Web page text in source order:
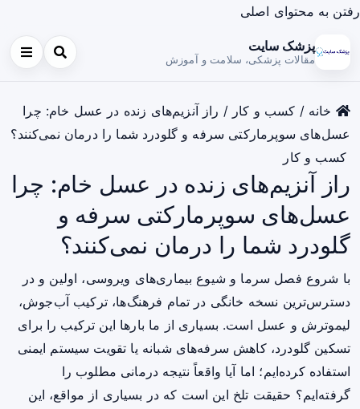
رفتن به محتوای اصلی
پزشک سایت
مقالات پزشکی، سلامت و آموزش
خانه / کسب و کار / راز آنزیم‌های زنده در عسل خام: چرا
عسل‌های سوپرمارکتی سرفه و گلودرد شما را درمان نمی‌کنند؟
کسب و کار
راز آنزیم‌های زنده در عسل خام: چرا
عسل‌های سوپرمارکتی سرفه و
گلودرد شما را درمان نمی‌کنند؟
با شروع فصل سرما و شیوع بیماری‌های ویروسی، اولین و در
دسترس‌ترین نسخه خانگی در تمام فرهنگ‌ها، ترکیب آب‌جوش،
لیموترش و عسل است. بسیاری از ما بارها این ترکیب را برای
تسکین گلودرد، کاهش سرفه‌های شبانه یا تقویت سیستم ایمنی
استفاده کرده‌ایم؛ اما آیا واقعاً نتیجه درمانی مطلوب را
گرفته‌ایم؟ حقیقت تلخ این است که در بسیاری از مواقع، این